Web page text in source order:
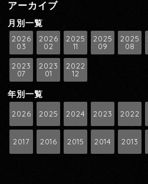
アーカイブ
月別一覧
2026
03
2026
02
2025
11
2025
09
2025
08
2023
07
2023
01
2022
12
年別一覧
2026 2025 2024 2023 2022
2017 2016 2015 2014 2013